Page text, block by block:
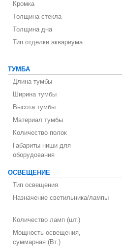
Кромка
Толщина стекла
Толщина дна
Тип отделки аквариума
ТУМБА
Длина тумбы
Ширина тумбы
Высота тумбы
Материал тумбы
Количество полок
Габариты ниши для
оборудования
ОСВЕЩЕНИЕ
Тип освещения
Назначение светильника/лампы
Количество ламп (шт.)
Мощность освещения,
суммарная (Вт.)